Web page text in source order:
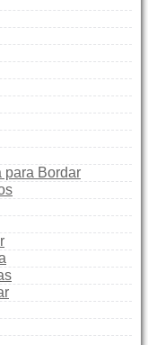
para Bordar